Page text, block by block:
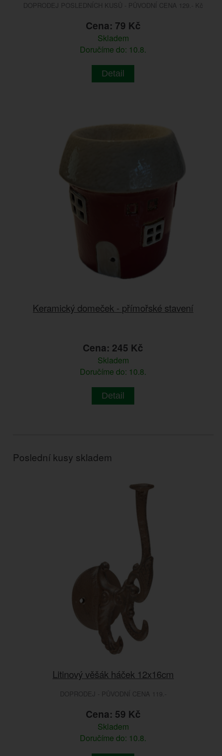
DOPRODEJ POSLEDNÍCH KUSŮ - PŮVODNÍ CENA 129.- Kč
Cena: 79 Kč
Skladem
Doručíme do: 10.8.
Detail
Keramický domeček - přímořské stavení
Cena: 245 Kč
Skladem
Doručíme do: 10.8.
Detail
Poslední kusy skladem
Litinový věšák háček 12x16cm
DOPRODEJ - PŮVODNÍ CENA 119.-
Cena: 59 Kč
Skladem
Doručíme do: 10.8.